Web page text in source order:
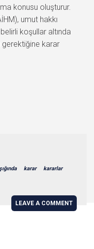
konusu oluşturur.
umut hakkı
koşullar altında
gerektiğine karar
karar kararlar
LEAVE A COMMENT